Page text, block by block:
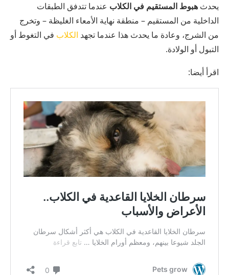
يحدث هبوط المستقيم في الكلاب عندما تتدفق الطبقات
الداخلية من المستقيم – منطقة نهاية الأمعاء الغليظة – وتخرج
من الشرج، وعادة ما يحدث هذا عندما تجهد الكلاب في التغوط أو
التبول أو الولادة.
اقرأ أيضا: